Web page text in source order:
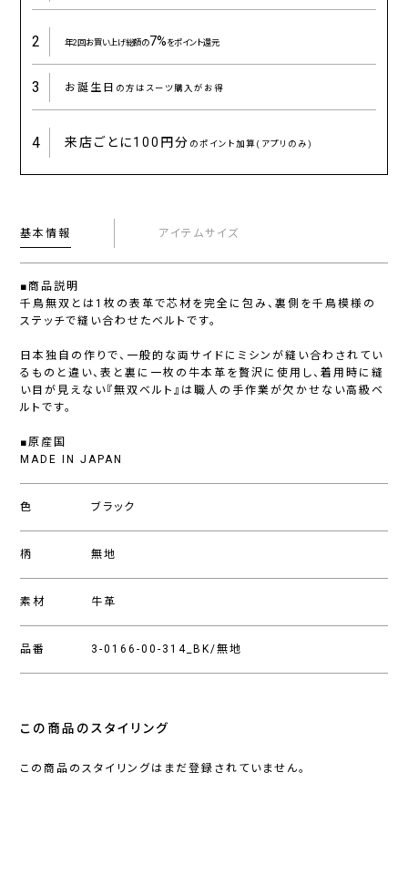
2 年2回お買い上げ総額の7%をポイント還元
3 お誕生日 の方はスーツ購入がお得
4 来店ごとに100円分 のポイント加算(アプリのみ)
基本情報 アイテムサイズ
■商品説明
千鳥無双とは1枚の表革で芯材を完全に包み、裏側を千鳥模様の
ステッチで縫い合わせたベルトです。
日本独自の作りで、一般的な両サイドにミシンが縫い合わされてい
るものと違い、表と裏に一枚の牛本革を贅沢に使用し、着用時に縫
い目が見えない『無双ベルト』は職人の手作業が欠かせない高級ベ
ルトです。
■原産国
MADE IN JAPAN
色 ブラック
柄 無地
素材 牛革
品番 3-0166-00-314_BK/無地
この商品のスタイリング
この商品のスタイリングはまだ登録されていません。